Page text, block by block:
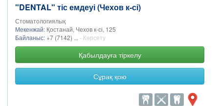
"DENTAL" тіс емдеуі (Чехов к-сі)
Стоматологиялық
Мекенжай: Қостанай, Чехов к-сі, 125
Байланыс: +7 (7142) ... - Көрсету
Қабылдауға тіркелу
Сұрақ қою